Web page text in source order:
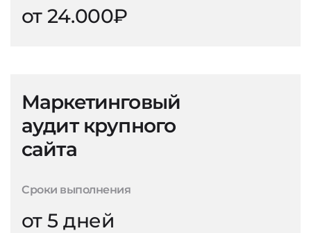
от 24.000₽
Маркетинговый
аудит крупного
сайта
Сроки выполнения
от 5 дней